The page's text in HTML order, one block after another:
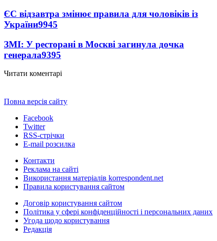
ЄС відзавтра змінює правила для чоловіків із
України9945
ЗМІ: У ресторані в Москві загинула дочка
генерала9395
Читати коментарі
Повна версія сайту
Facebook
Twitter
RSS-стрічки
E-mail розсилка
Контакти
Реклама на сайті
Використання матеріалів korrespondent.net
Правила користування сайтом
Договір користування сайтом
Політика у сфері конфіденційності і персональних даних
Угода щодо користування
Редакція